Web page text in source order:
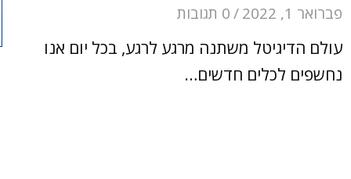
פברואר 1, 2022 /0 תגובות
עולם הדיגיטל משתנה מרגע לרגע, בכל יום אנו
נחשפים לכלים חדשים…